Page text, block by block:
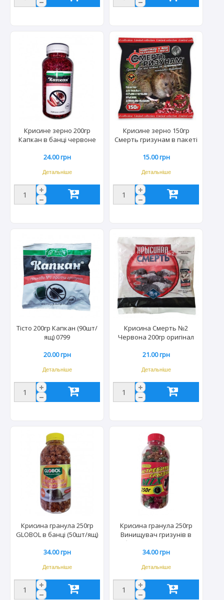
Крисине зерно 200гр
Капкан в банці червоне
24.00 грн
Детальніше
Крисине зерно 150гр
Смерть гризунам в пакеті
ящ) 0078/0122
15.00 грн
Детальніше
Тісто 200гр Капкан (90шт/
ящ) 0799
20.00 грн
Детальніше
Крисина Смерть №2
Червона 200гр оригінал
21.00 грн
Детальніше
Крисина гранула 250гр
GLOBOL в банці (50шт/ящ)
34.00 грн
Детальніше
Крисина гранула 250гр
Винищувач гризунів в
банці (50шт/ящ) 3923
34.00 грн
Детальніше